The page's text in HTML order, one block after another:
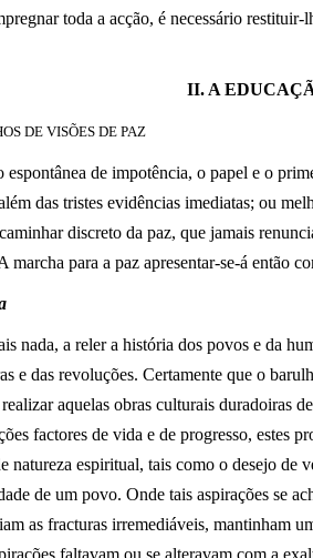
toda a acção, é necessário
II. A
DE VISÕES DE PAZ
espontânea de impotência, o papel e o
das tristes evidências imediatas; ou
discreto da paz, que jamais
marcha para a paz apresentar-se-á então
nada, a reler a história dos povos e da
e das revoluções. Certamente que o
aquelas obras culturais duradoiras
factores de vida e de progresso, estes
natureza espiritual, tais como o desejo
de um povo. Onde tais aspirações se
as fracturas irremediáveis, mantinham
faltavam ou se alteravam com a